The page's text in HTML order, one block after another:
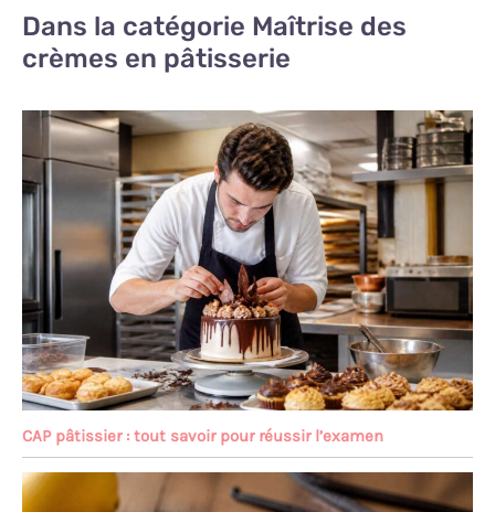
Dans la catégorie Maîtrise des
crèmes en pâtisserie
CAP pâtissier : tout savoir pour réussir l’examen